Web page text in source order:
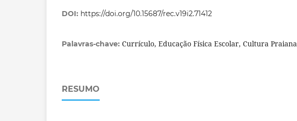
DOI: https://doi.org/10.15687/rec.v19i2.71412
Palavras-chave: Currículo, Educação Física Escolar, Cultura Praiana
RESUMO